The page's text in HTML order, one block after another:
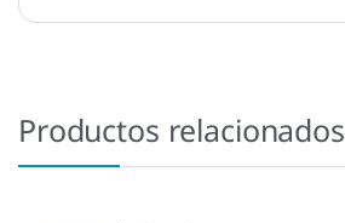
Productos relacionados